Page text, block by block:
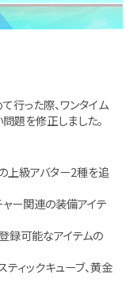
行った際、ワンタイム
題を修正しました。
上級アバター2種を追
ー関連の装備アイテ
録可能なアイテムの
ィックキューブ、黄金